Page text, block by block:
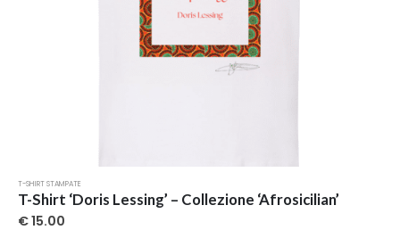
T-SHIRT STAMPATE
T-Shirt ‘Doris Lessing’ – Collezione ‘Afrosicilian’
€15.00